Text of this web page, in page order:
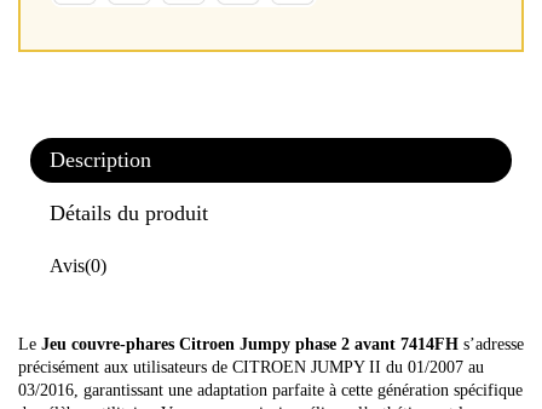
Description
Détails du produit
Avis(0)
Le Jeu couvre-phares Citroen Jumpy phase 2 avant 7414FH s’adresse
précisément aux utilisateurs de CITROEN JUMPY II du 01/2007 au
03/2016, garantissant une adaptation parfaite à cette génération spécifique